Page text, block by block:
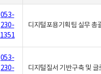
053-
230-
1351
디지털포용기획팀 실무 총
053-
230-
디지털질서 기반구축 및 글